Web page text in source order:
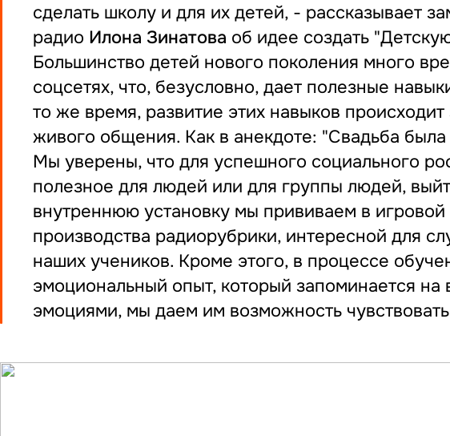
сделать школу и для их детей, - рассказывает
радио Илона Зинатова об идее создать
Большинство детей нового поколения много
соцсетях, что, безусловно, дает полезные
то же время, развитие этих навыков
живого общения. Как в анекдоте: "Свадьба
Мы уверены, что для успешного социального
полезное для людей или для группы людей,
внутреннюю установку мы прививаем в
производства радиорубрики, интересной для
наших учеников. Кроме этого, в процессе
эмоциональный опыт, который запоминается
эмоциями, мы даем им возможность